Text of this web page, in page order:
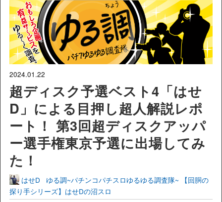
2024.01.22
超ディスク予選ベスト4「はせ
D」による目押し超人解説レポ
ート！ 第3回超ディスクアッパ
ー選手権東京予選に出場してみ
た！
はせD ゆる調~パチンコパチスロゆるゆる調査隊~
【回胴の
探り手シリーズ】はせDの沼スロ